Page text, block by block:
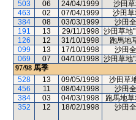
503
06 24/04/1999 沙田
463
02 07/04/1999 沙田
384
08 03/03/1999 沙田
191
13 29/11/1998 沙田草地
126
12 31/10/1998 跑馬地
099
13 17/10/1998 沙田
069
07 04/10/1998 沙田草地
97/98 馬季
528
13 09/05/1998 沙田草
456
11 08/04/1998 沙田
384
03 04/03/1998 跑馬地
352
12 18/02/1998 沙田